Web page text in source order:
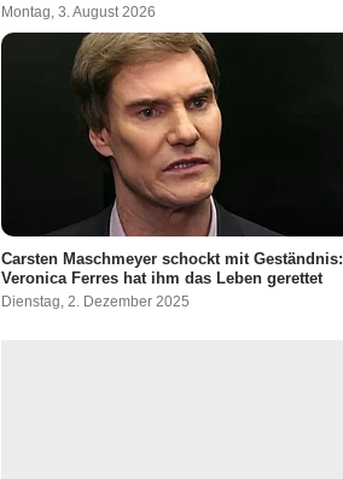
Montag, 3. August 2026
Carsten Maschmeyer schockt mit Geständnis:
Veronica Ferres hat ihm das Leben gerettet
Dienstag, 2. Dezember 2025